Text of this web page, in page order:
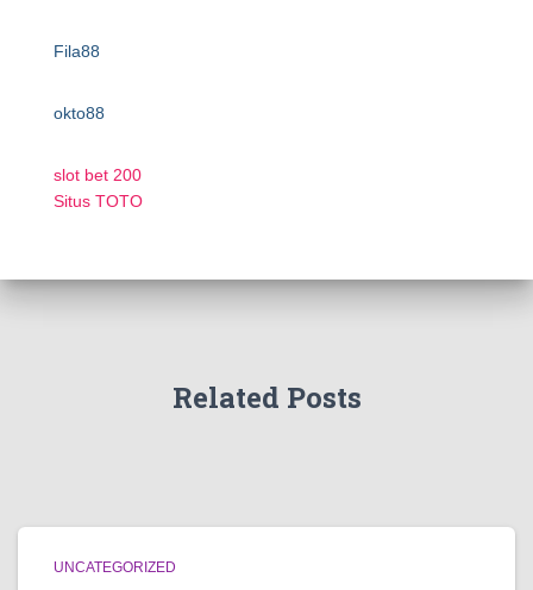
Fila88
okto88
slot bet 200
Situs TOTO
Related Posts
UNCATEGORIZED